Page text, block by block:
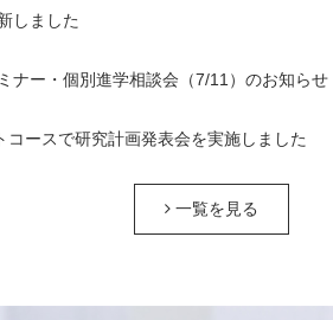
しました
ナー・個別進学相談会（7/11）のお知らせ
コースで研究計画発表会を実施しました
一覧を見る